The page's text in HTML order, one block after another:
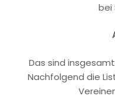
bei
Das sind
Nachfolgend die